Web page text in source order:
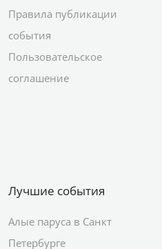
Правила публикации
события
Пользовательское
соглашение
Лучшие события
Алые паруса в Санкт
Петербурге